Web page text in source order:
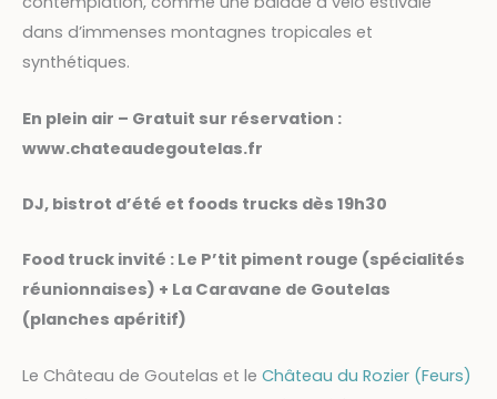
dans d’immenses montagnes tropicales et
synthétiques.
En plein air – Gratuit sur réservation :
www.chateaudegoutelas.fr
DJ, bistrot d’été et foods trucks dès 19h30
Food truck invité : Le P’tit piment rouge (spécialités
réunionnaises) + La Caravane de Goutelas
(planches apéritif)
Le Château de Goutelas et le Château du Rozier (Feurs)